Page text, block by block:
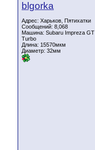
blgorka
Адрес: Харьков, Пятихатки
Сообщений: 8,068
Машина: Subaru Impreza GT
Turbo
Длина: 15570мкм
Диаметр: 32мм